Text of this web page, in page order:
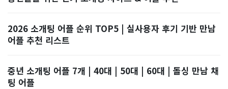
2026 소개팅 어플 순위 TOP5 | 실사용자 후기 기반 만남
어플 추천 리스트
중년 소개팅 어플 7개 | 40대 | 50대 | 60대 | 돌싱 만남 채
팅 어플